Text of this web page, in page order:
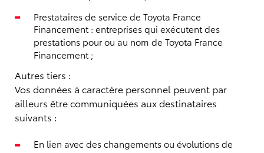
Prestataires de service de Toyota France
Financement : entreprises qui exécutent des
prestations pour ou au nom de Toyota France
Financement ;
Autres tiers :
Vos données à caractère personnel peuvent par
ailleurs être communiquées aux destinataires
suivants :
En lien avec des changements ou évolutions de